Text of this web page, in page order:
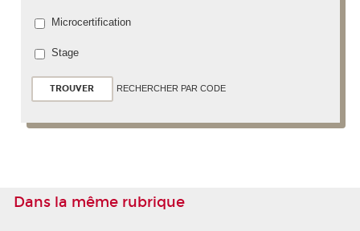
Microcertification
Stage
RECHERCHER PAR CODE
Dans la même rubrique